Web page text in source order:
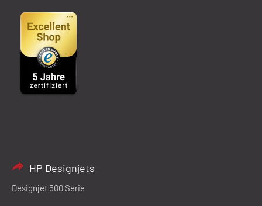
HP Designjets
Designjet 500 Serie